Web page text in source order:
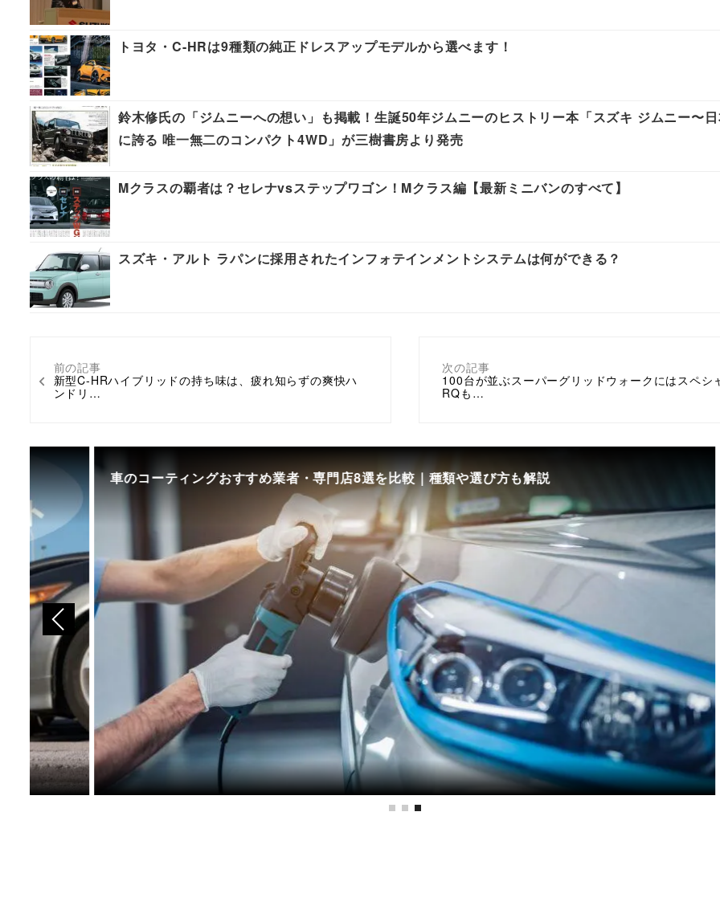
前の記事
新型C-HRハイブリッドの持ち味は、疲れ知らずの爽快ハ
ンドリ…
次の記事
100台が並ぶスーパーグリッドウォークにはスペシ
RQも…
トヨタ・C-HRは9種類の純正ドレスアップモデルから選べます！
鈴木修氏の「ジムニーへの想い」も掲載！生誕50年ジムニーのヒストリー本「スズキ ジムニー〜
に誇る 唯一無二のコンパクト4WD」が三樹書房より発売
Mクラスの覇者は？セレナvsステップワゴン！Mクラス編【最新ミニバンのすべて】
スズキ・アルト ラパンに採用されたインフォテインメントシステムは何ができる？
車のコーティングおすすめ業者・専門店8選を比較｜種類や選び方も解説